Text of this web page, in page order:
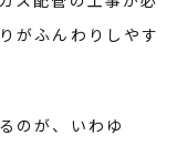
がふんわりしやす
のが、いわゆ